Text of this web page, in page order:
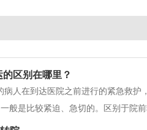
区别在哪里？
病人在到达医院之前进行的紧急救
般是比较紧迫、急切的。区别于院
院患者等，不需要实施急救措施，